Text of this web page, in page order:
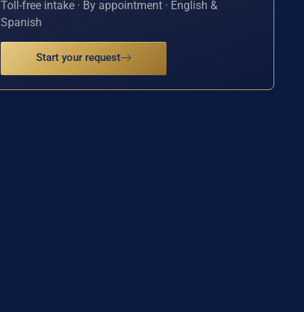
Toll-free intake · By appointment · English &
Spanish
Start your request